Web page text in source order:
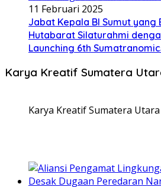
11 Februari 2025
Jabat Kepala BI Sumut yang
Hutabarat Silaturahmi
Launching 6th
Karya Kreatif Sumatera
Karya Kreatif Sumatera